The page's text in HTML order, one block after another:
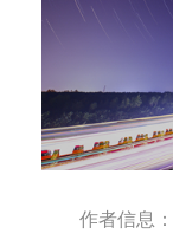
作者信息：